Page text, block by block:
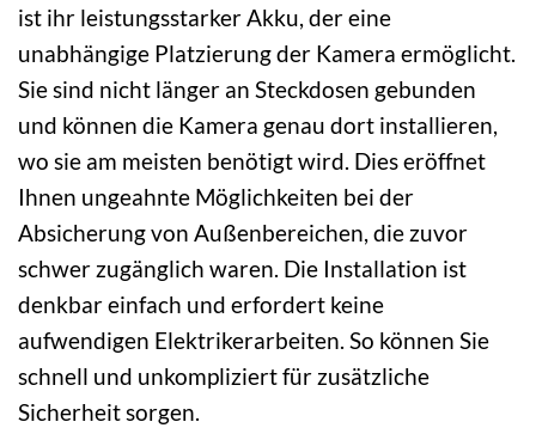
ist ihr leistungsstarker Akku, der eine
unabhängige Platzierung der Kamera ermöglicht.
Sie sind nicht länger an Steckdosen gebunden
und können die Kamera genau dort installieren,
wo sie am meisten benötigt wird. Dies eröffnet
Ihnen ungeahnte Möglichkeiten bei der
Absicherung von Außenbereichen, die zuvor
schwer zugänglich waren. Die Installation ist
denkbar einfach und erfordert keine
aufwendigen Elektrikerarbeiten. So können Sie
schnell und unkompliziert für zusätzliche
Sicherheit sorgen.